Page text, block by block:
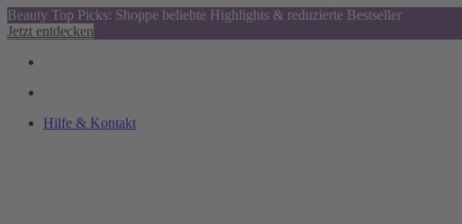
Beauty Top Picks: Shoppe beliebte Highlights & reduzierte Bestseller
Jetzt entdecken
Hilfe & Kontakt